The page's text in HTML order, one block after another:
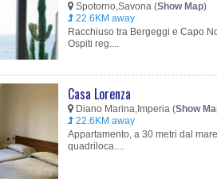
Spotorno,Savona (Show Map)
22.6KM away
Racchiuso tra Bergeggi e Capo
Ospiti reg....
Casa Lorenza
Diano Marina,Imperia (Show
22.6KM away
Appartamento, a 30 metri dal
quadriloca....